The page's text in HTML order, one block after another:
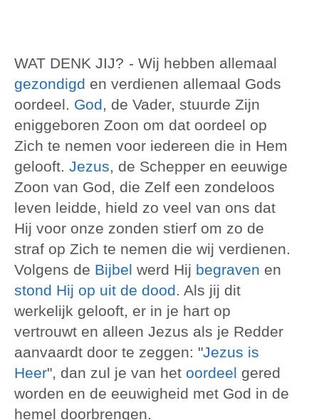
WAT DENK JIJ? - Wij hebben allemaal
gezondigd en verdienen allemaal Gods
oordeel. God, de Vader, stuurde Zijn
eniggeboren Zoon om dat oordeel op
Zich te nemen voor iedereen die in Hem
gelooft. Jezus, de Schepper en eeuwige
Zoon van God, die Zelf een zondeloos
leven leidde, hield zo veel van ons dat
Hij voor onze zonden stierf om zo de
straf op Zich te nemen die wij verdienen.
Volgens de Bijbel werd Hij begraven en
stond Hij op uit de dood. Als jij dit
werkelijk gelooft, er in je hart op
vertrouwt en alleen Jezus als je Redder
aanvaardt door te zeggen: "Jezus is
Heer", dan zul je van het oordeel gered
worden en de eeuwigheid met God in de
hemel doorbrengen.